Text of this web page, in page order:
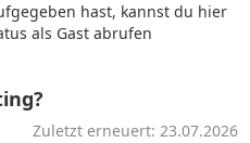
hast, kannst du hier
als Gast abrufen
Zuletzt erneuert: 23.07.2026